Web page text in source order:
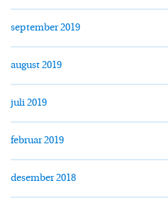
september 2019
august 2019
juli 2019
februar 2019
desember 2018